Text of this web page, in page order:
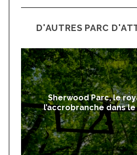
D'AUTRES PARC
Sherwood Parc, le
l’accrobranche dans le